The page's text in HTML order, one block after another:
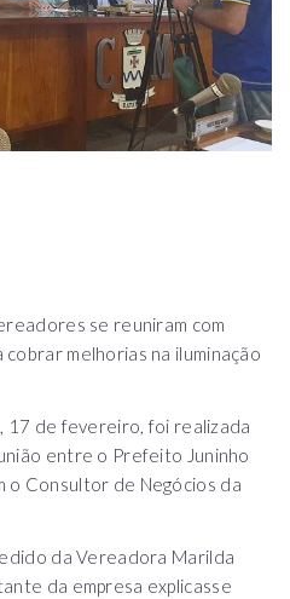
se reuniram com
melhorias na iluminação
de fevereiro, foi realizada
entre o Prefeito Juninho
o Consultor de Negócios da
da Vereadora Marilda
da empresa explicasse